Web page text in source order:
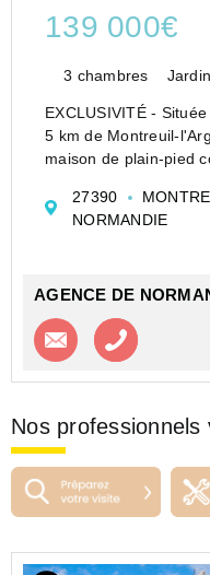
139 000€
3 chambres Jardin
EXCLUSIVITÉ -
5 km de Montreuil-
maison de plain-pied
m².
Elle se compose d'u...
27390
NORMANDIE
AGENCE DE
Contacter
Nos